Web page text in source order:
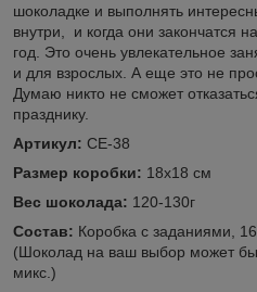
шоколадке и выполнять
внутри, и когда они закончатся
год. Это очень увлекательное
и для взрослых. А еще это не
Думаю никто не сможет
празднику.
Артикул: СЕ-38
Размер коробки: 18х18 см
Вес шоколада: 120-130г
Состав: Коробка с заданиями,
(Шоколад на ваш выбор может
микс.)